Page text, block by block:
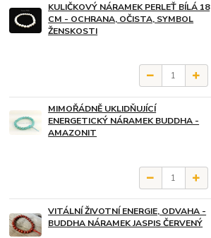
KULIČKOVÝ NÁRAMEK PERLEŤ BÍLÁ 18
CM - OCHRANA, OČISTA, SYMBOL
ŽENSKOSTI
MIMOŘÁDNĚ UKLIDŇUJÍCÍ
ENERGETICKÝ NÁRAMEK BUDDHA -
AMAZONIT
VITÁLNÍ ŽIVOTNÍ ENERGIE, ODVAHA -
BUDDHA NÁRAMEK JASPIS ČERVENÝ